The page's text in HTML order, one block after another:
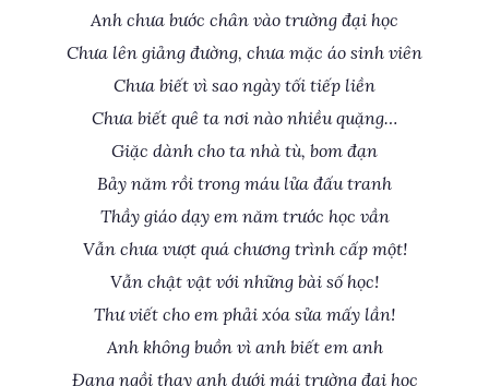
Anh chưa bước chân vào trường đại học
Chưa lên giảng đường, chưa mặc áo sinh viên
Chưa biết vì sao ngày tối tiếp liền
Chưa biết quê ta nơi nào nhiều quặng…
Giặc dành cho ta nhà tù, bom đạn
Bảy năm rồi trong máu lửa đấu tranh
Thầy giáo dạy em năm trước học vần
Vẫn chưa vượt quá chương trình cấp một!
Vẫn chật vật với những bài số học!
Thư viết cho em phải xóa sửa mấy lần!
Anh không buồn vì anh biết em anh
Đang ngồi thay anh dưới mái trường đại học